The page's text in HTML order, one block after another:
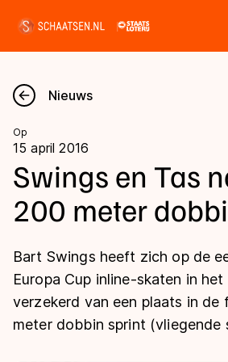
Nieuws
Kalender
Disciplines
Langebaan
Shorttrack
Inlineskaten
Uitslagen
Langebaan
Shorttrack
Tijden & historie
Nieuws
Op
15 april 2016
Swings en Tas
200 meter
Bart Swings heeft zich op de
Europa Cup inline-skaten in
verzekerd van een plaats in de
meter dobbin sprint (vliegende